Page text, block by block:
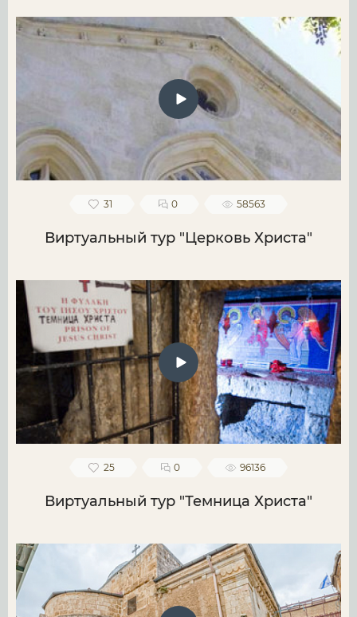
31 0 58563
Виртуальный тур "Церковь Христа"
25 0 96136
Виртуальный тур "Темница Христа"